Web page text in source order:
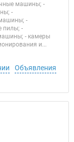
машины; -
-
-
пилы; -
- камеры
и...
Объявления